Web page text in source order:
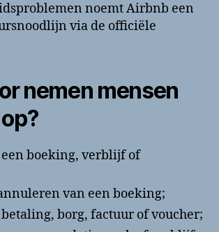
noemt Airbnb een
via de officiële
nemen mensen
boeking, verblijf of
van een boeking;
borg, factuur of voucher;